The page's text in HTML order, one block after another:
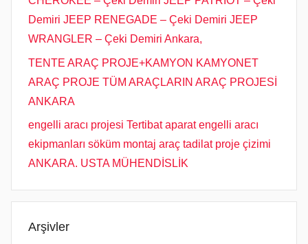
Demiri JEEP RENEGADE – Çeki Demiri JEEP
WRANGLER – Çeki Demiri Ankara,
TENTE ARAÇ PROJE+KAMYON KAMYONET
ARAÇ PROJE TÜM ARAÇLARIN ARAÇ PROJESİ
ANKARA
engelli aracı projesi Tertibat aparat engelli aracı
ekipmanları söküm montaj araç tadilat proje çizimi
ANKARA. USTA MÜHENDİSLİK
Arşivler